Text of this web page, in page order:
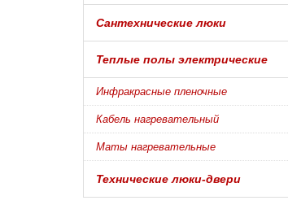
Сантехнические люки
Теплые полы электрические
Инфракрасные пленочные
Кабель нагревательный
Маты нагревательные
Технические люки-двери